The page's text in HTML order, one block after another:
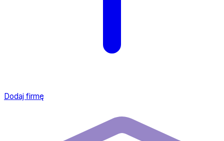
Dodaj firmę